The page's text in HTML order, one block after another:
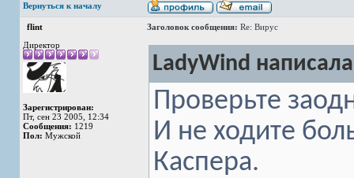
Вернуться к началу
flint Заголовок сообщения: Re: Вирус
Директор
Зарегистрирован:
Пт, сен 23 2005, 12:34
Сообщения: 1219
Пол: Мужской
LadyWind
Проверьте
И не ходите
Каспера.